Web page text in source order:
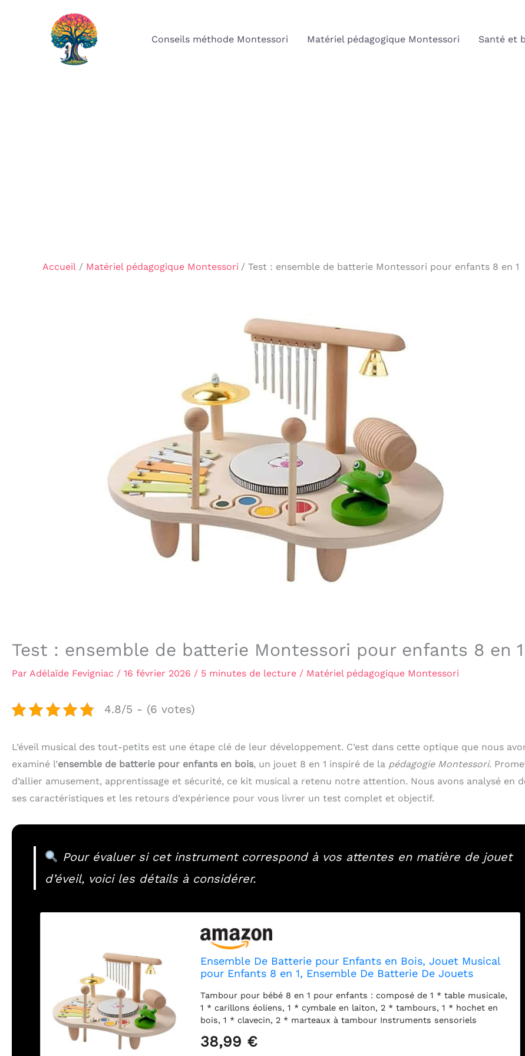
Conseils méthode Montessori Matériel pédagogique Montessori Santé et
Accueil Matériel pédagogique Montessori Test : ensemble de batterie Montessori pour enfants 8 en 1
Test : ensemble de batterie Montessori pour enfants 8 en 1
Par Adélaïde Fevigniac / 16 février 2026 / 5 minutes de lecture / Matériel pédagogique Montessori
4.8/5 - (6 votes)
L’éveil musical des tout-petits est une étape clé de leur développement. C’est dans cette optique que nous
examiné l’ensemble de batterie pour enfants en bois, un jouet 8 en 1 inspiré de la pédagogie Montessori.
d’allier amusement, apprentissage et sécurité, ce kit musical a retenu notre attention. Nous avons analysé en
ses caractéristiques et les retours d’expérience pour vous livrer un test complet et objectif.
Pour évaluer si cet instrument correspond à vos attentes en matière de jouet
d’éveil, voici les détails à considérer.
Ensemble De Batterie pour Enfants en Bois, Jouet Musical
pour Enfants 8 en 1, Ensemble De Batterie De Jouets
Batterie pour Enfants, C
Tambour pour bébé 8 en 1 pour enfants : composé de 1 * table musicale,
1 * carillons éoliens, 1 * cymbale en laiton, 2 * tambours, 1 * hochet en
bois, 1 * clavecin, 2 * marteaux à tambour Instruments sensoriels
enfant à apprendre la batterie avec bonheur, mais favorisent également
38,99 €